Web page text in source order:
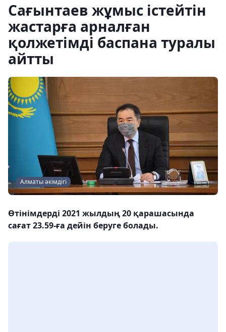
Сағынтаев жұмыс істейтін
жастарға арналған
қолжетімді баспана туралы
айтты
Алматы әкімдігі
Өтінімдерді 2021 жылдың 20 қарашасында
сағат 23.59-ға дейін беруге болады.